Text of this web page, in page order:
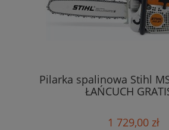
Pilarka spalinowa Stihl
ŁAŃCUCH
1 729,00 zł